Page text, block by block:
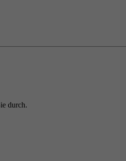
durch.